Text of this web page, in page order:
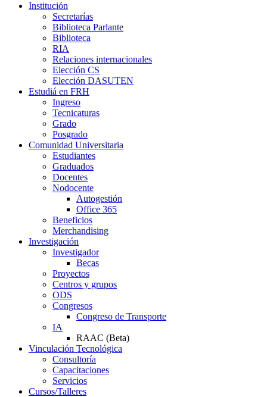
Institución
Secretarías
Biblioteca Parlante
Biblioteca
RIA
Relaciones internacionales
Elección CS
Elección DASUTEN
Estudiá en FRH
Ingreso
Tecnicaturas
Grado
Posgrado
Comunidad Universitaria
Estudiantes
Graduados
Docentes
Nodocente
Autogestión
Office 365
Beneficios
Merchandising
Investigación
Investigador
Becas
Proyectos
Centros y grupos
ODS
Congresos
Congreso de Transporte
IA
RAAC (Beta)
Vinculación Tecnológica
Consultoría
Capacitaciones
Servicios
Cursos/Talleres